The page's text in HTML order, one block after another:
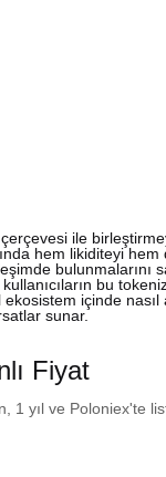
ile
hem likiditeyi hem
bu
içinde
sunar.
Fiyat
1 yıl ve Poloniex'te